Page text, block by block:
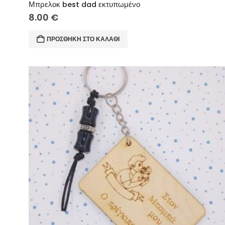
Μπρελοκ best dad εκτυπωμένο
8.00 €
ΠΡΟΣΘΉΚΗ ΣΤΟ ΚΑΛΆΘΙ